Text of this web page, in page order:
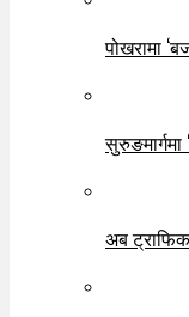
पोखरामा
अब